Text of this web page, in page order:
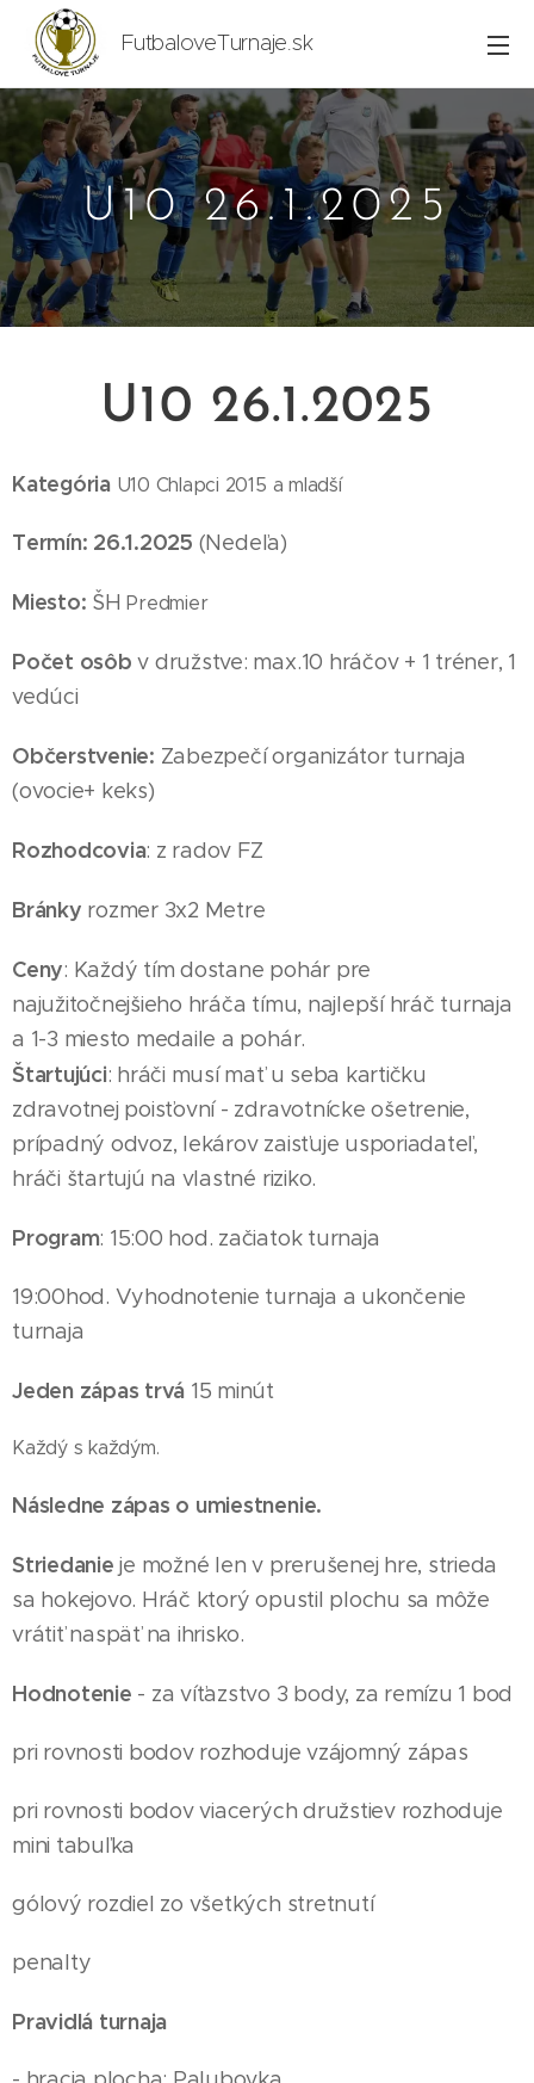
FutbaloveTurnaje.sk
U10 26.1.2025
U10 26.1.2025
Kategória U10 Chlapci 2015 a mladší
Termín: 26.1.2025 (Nedeľa)
Miesto: ŠHPredmier
Počet osôb v družstve: max.10 hráčov + 1 tréner, 1
vedúci
Občerstvenie: Zabezpečí organizátor turnaja
(ovocie+ keks)
Rozhodcovia: z radov FZ
Bránky rozmer 3x2 Metre
Ceny: Každý tím dostane pohár pre
najužitočnejšieho hráča tímu, najlepší hráč turnaja
a 1-3 miesto medaile a pohár.
Štartujúci: hráči musí mať u seba kartičku
zdravotnej poisťovní - zdravotnícke ošetrenie,
prípadný odvoz, lekárov zaisťuje usporiadateľ,
hráči štartujú na vlastné riziko.
Program: 15:00 hod. začiatok turnaja
19:00hod. Vyhodnotenie turnaja a ukončenie
turnaja
Jeden zápas trvá 15 minút
Každý s každým.
Následne zápas o umiestnenie.
Striedanieje možné len v prerušenej hre, strieda
sa hokejovo. Hráč ktorý opustil plochu sa môže
vrátiť naspäť na ihrisko.
Hodnotenie - za víťazstvo 3 body, za remízu 1 bod
pri rovnosti bodov rozhoduje vzájomný zápas
pri rovnosti bodov viacerých družstiev rozhoduje
mini tabuľka
gólový rozdiel zo všetkých stretnutí
penalty
Pravidlá turnaja